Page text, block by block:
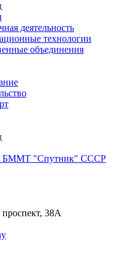
деятельность
технологии
объединения
БММТ "Спутник" СССР
38А